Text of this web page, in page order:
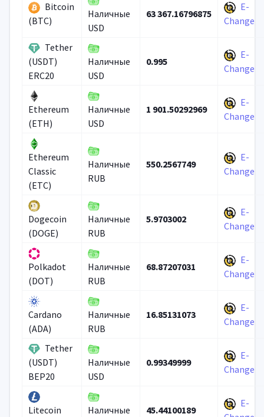
Bitcoin
(BTC)
Наличные
USD
63 367.16796875
E-
Change
Tether
(USDT)
ERC20
Наличные
USD
0.995
E-
Change
Ethereum
(ETH)
Наличные
USD
1 901.50292969
E-
Change
Ethereum
Classic
(ETC)
Наличные
RUB
550.2567749
E-
Change
Dogecoin
(DOGE)
Наличные
RUB
5.9703002
E-
Change
Polkadot
(DOT)
Наличные
RUB
68.87207031
E-
Change
Cardano
(ADA)
Наличные
RUB
16.85131073
E-
Change
Tether
(USDT)
BEP20
Наличные
USD
0.99349999
E-
Change
Litecoin Наличные 45.44100189
E-